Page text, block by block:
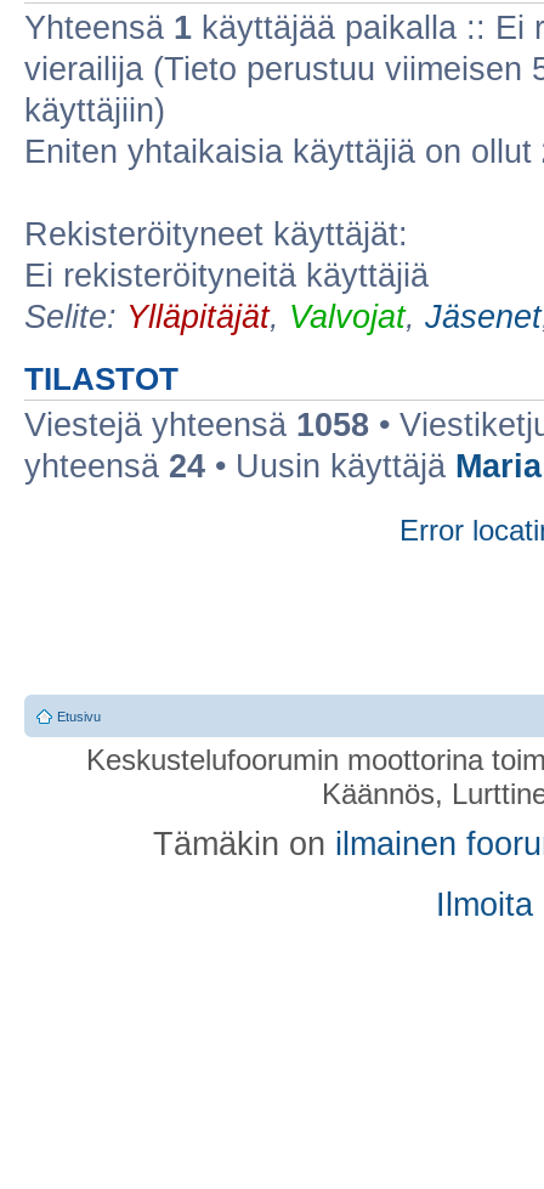
Yhteensä 1 käyttäjää paikalla :: Ei
vierailija (Tieto perustuu viimeisen
käyttäjiin)
Eniten yhtaikaisia käyttäjiä on ollut
Rekisteröityneet käyttäjät:
Ei rekisteröityneitä käyttäjiä
Selite: Ylläpitäjät, Valvojat, Jäsenet
TILASTOT
Viestejä yhteensä 1058 •
yhteensä 24 • Uusin käyttäjä
Error
Etusivu
Keskustelufoorumin moottorina
Käännös,
Tämäkin on ilmainen